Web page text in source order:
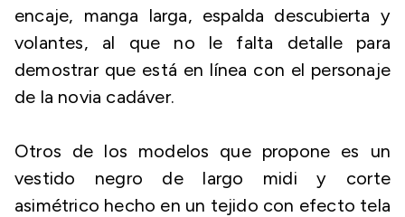
encaje, manga larga, espalda descubierta y
volantes, al que no le falta detalle para
demostrar que está en línea con el personaje
de la novia cadáver.
Otros de los modelos que propone es un
vestido negro de largo midi y corte
asimétrico hecho en un tejido con efecto tela